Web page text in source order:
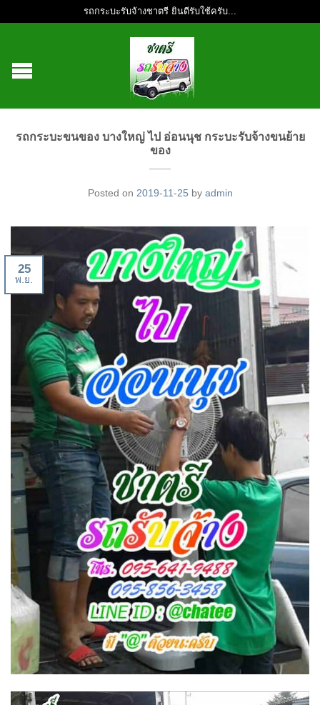
รถกระบะรับจ้างชาตรี ยินดีรับใช้ครับ...
รถกระบะขนของ บางใหญ่ ไป อ่อนนุช กระบะรับจ้างขนย้าย
ของ
Posted on 2019-11-25 by admin
25
พ.ย.